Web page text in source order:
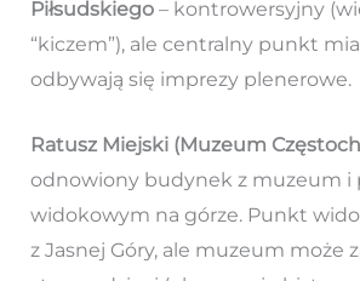
Piłsudskiego– kontrowersyjny
“kiczem”), ale centralny punkt
odbywają się imprezy plenerowe.
Ratusz Miejski (Muzeum
odnowiony budynek z muzeum
widokowym na górze. Punkt
z Jasnej Góry, ale muzeum może